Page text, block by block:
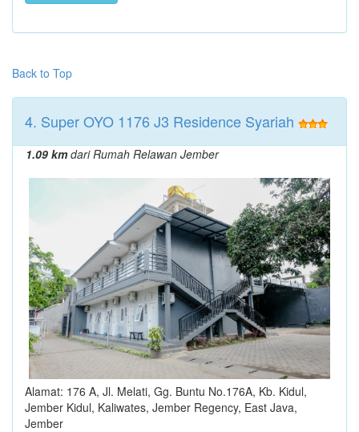
Back to Top
4. Super OYO 1176 J3 Residence Syariah
1.09 kmdari Rumah Relawan Jember
Alamat: 176 A, Jl. Melati, Gg. Buntu No.176A, Kb. Kidul,
Jember Kidul, Kaliwates, Jember Regency, East Java,
Jember